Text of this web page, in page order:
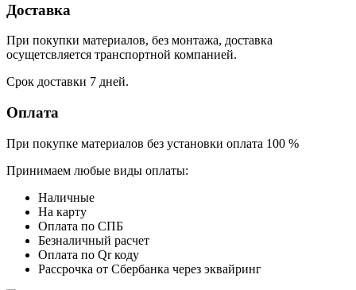
Доставка
При покупки материалов, без монтажа, доставка
осущетсвляется транспортной компанией.
Срок доставки 7 дней.
Оплата
При покупке материалов без установки оплата 100 %
Принимаем любые виды оплаты:
Наличные
На карту
Оплата по СПБ
Безналичный расчет
Оплата по Qr коду
Рассрочка от Сбербанка через эквайринг